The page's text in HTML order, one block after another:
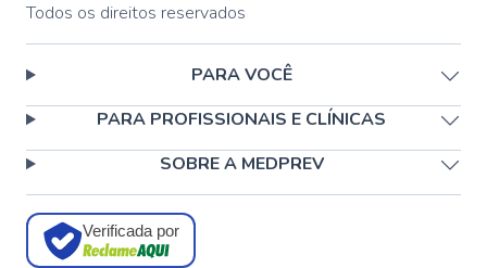
Todos os direitos reservados
PARA VOCÊ
PARA PROFISSIONAIS E CLÍNICAS
SOBRE A MEDPREV
Verificada por